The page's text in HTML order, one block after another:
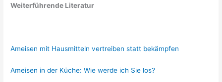
Weiterführende Literatur
Ameisen mit Hausmitteln vertreiben statt bekämpfen
Ameisen in der Küche: Wie werde ich Sie los?